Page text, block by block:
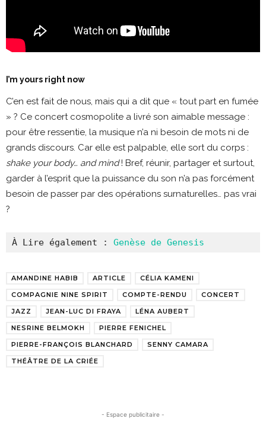
I’m yours right now
C’en est fait de nous, mais qui a dit que « tout part en fumée
» ? Ce concert cosmopolite a livré son aimable message :
pour être ressentie, la musique n’a ni besoin de mots ni de
grands discours. Car elle est palpable, elle sort du corps :
shake your body… and mind! Bref, réunir, partager et surtout,
garder à l’esprit que la puissance du son n’a pas forcément
besoin de passer par des opérations surnaturelles… pas vrai
?
À Lire également : Genèse de Genesis
AMANDINE HABIB ARTICLE
CÉLIA KAMENI
COMPAGNIE NINE SPIRIT
COMPTE-RENDU
CONCERT
JAZZ
JEAN-LUC DI FRAYA
LÉNA AUBERT
NESRINE BELMOKH
PIERRE FENICHEL
PIERRE-FRANÇOIS BLANCHARD
SENNY CAMARA
THÉÂTRE DE LA CRIÉE
- Espace publicitaire -